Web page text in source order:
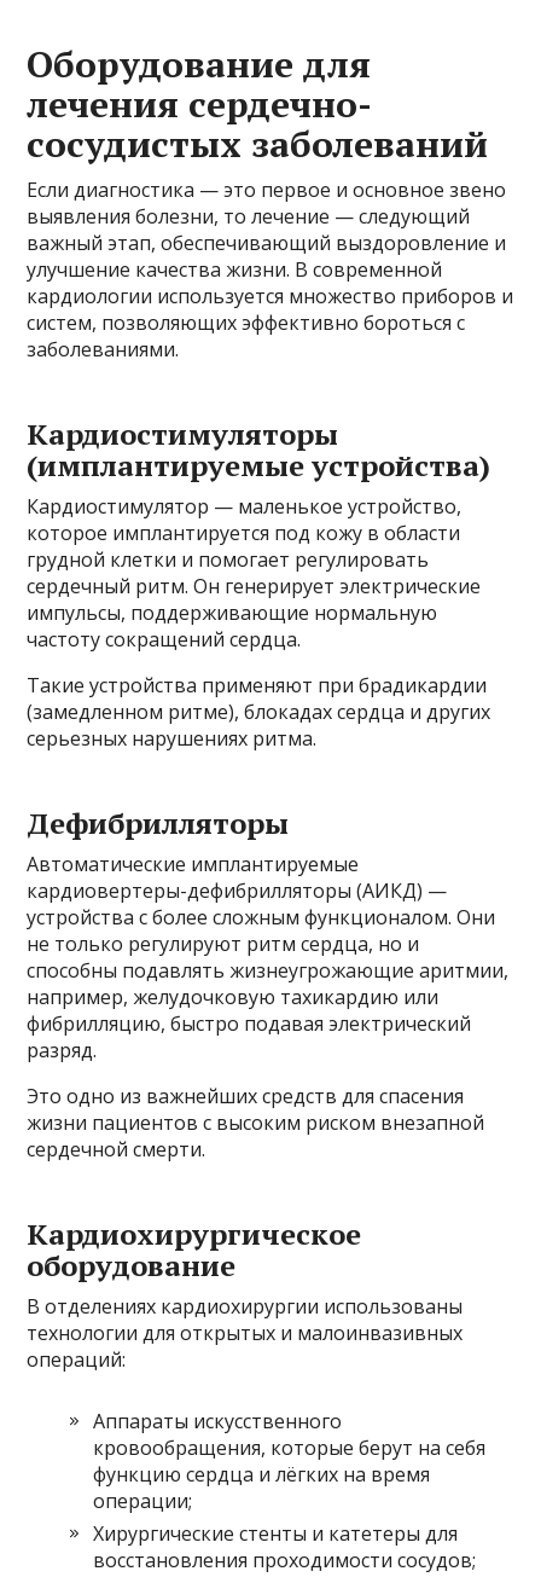
Оборудование для
лечения сердечно-
сосудистых заболеваний
Если диагностика — это первое и основное звено
выявления болезни, то лечение — следующий
важный этап, обеспечивающий выздоровление и
улучшение качества жизни. В современной
кардиологии используется множество приборов и
систем, позволяющих эффективно бороться с
заболеваниями.
Кардиостимуляторы
(имплантируемые устройства)
Кардиостимулятор — маленькое устройство,
которое имплантируется под кожу в области
грудной клетки и помогает регулировать
сердечный ритм. Он генерирует электрические
импульсы, поддерживающие нормальную
частоту сокращений сердца.
Такие устройства применяют при брадикардии
(замедленном ритме), блокадах сердца и других
серьезных нарушениях ритма.
Дефибрилляторы
Автоматические имплантируемые
кардиовертеры-дефибрилляторы (АИКД) —
устройства с более сложным функционалом. Они
не только регулируют ритм сердца, но и
способны подавлять жизнеугрожающие аритмии,
например, желудочковую тахикардию или
фибрилляцию, быстро подавая электрический
разряд.
Это одно из важнейших средств для спасения
жизни пациентов с высоким риском внезапной
сердечной смерти.
Кардиохирургическое
оборудование
В отделениях кардиохирургии использованы
технологии для открытых и малоинвазивных
операций:
Аппараты искусственного
кровообращения, которые берут на себя
функцию сердца и лёгких на время
операции;
Хирургические стенты и катетеры для
восстановления проходимости сосудов;